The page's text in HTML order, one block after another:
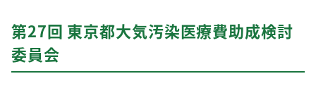
第27回 東京都大気汚染医療費助成検討
委員会